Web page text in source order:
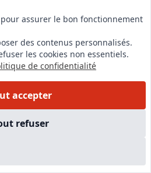
vénale biens commerciaux
pour les personnes
ERP
la fiche de l'expert
ET PATRIMOINE |
assurer le bon fonctionnement
des contenus personnalisés.
les cookies non essentiels.
de confidentialité
accepter
refuser